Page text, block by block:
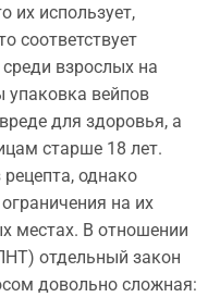
их использует,
соответствует
взрослых на
упаковка вейпов
для здоровья, а
старше 18 лет.
однако
на их
местах. В отношении
отдельный закон
довольно сложная: